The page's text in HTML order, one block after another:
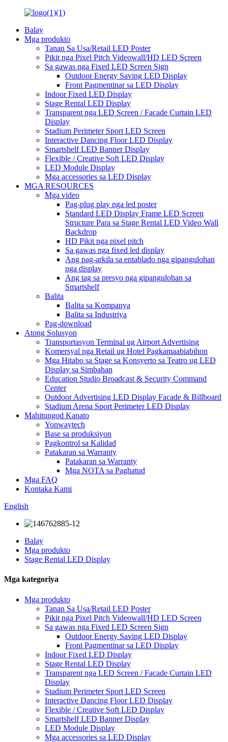
Balay
Mga produkto
Tanan Sa Usa/Retail LED Poster
Pikit nga Pixel Pitch Videowall/HD LED Screen
Sa gawas nga Fixed LED Screen Sign
Outdoor Energy Saving LED Display
Front Pagmentinar sa LED Display
Indoor Fixed LED Display
Stage Rental LED Display
Transparent nga LED Screen / Facade Curtain LED
Display
Stadium Perimeter Sport LED Screen
Interactive Dancing Floor LED Display
Smartshelf LED Banner Display
Flexible / Creative Soft LED Display
LED Module Display
Mga accessories sa LED Display
MGA RESOURCES
Mga video
Pag-plug play nga led poster
Standard LED Display Frame LED Screen
Structure Para sa Stage Rental LED Video Wall
Backdrop
HD Pikit nga pixel pitch
Sa gawas nga fixed led display
Ang pag-arkila sa entablado nga gipangulohan
nga display
Ang tag sa presyo nga gipangulohan sa
Smartshelf
Balita
Balita sa Kompanya
Balita sa Industriya
Pag-download
Atong Solusyon
Transportasyon Terminal ug Airport Advertising
Komersyal nga Retail ug Hotel Pagkamaabiabihon
Mga Hitabo sa Stage sa Konsyerto sa Teatro ug LED
Display sa Simbahan
Education Studio Broadcast & Security Command
Center
Outdoor Advertising LED Display Facade & Billboard
Stadium Arena Sport Perimeter LED Display
Mahitungod Kanato
Yonwaytech
Base sa produksiyon
Pagkontrol sa Kalidad
Patakaran sa Warranty
Patakaran sa Warranty
Mga NOTA sa Paghatud
Mga FAQ
Kontaka Kami
English
Balay
Mga produkto
Stage Rental LED Display
Mga kategoriya
Mga produkto
Tanan Sa Usa/Retail LED Poster
Pikit nga Pixel Pitch Videowall/HD LED Screen
Sa gawas nga Fixed LED Screen Sign
Outdoor Energy Saving LED Display
Front Pagmentinar sa LED Display
Indoor Fixed LED Display
Stage Rental LED Display
Transparent nga LED Screen / Facade Curtain LED
Display
Stadium Perimeter Sport LED Screen
Interactive Dancing Floor LED Display
Flexible / Creative Soft LED Display
Smartshelf LED Banner Display
LED Module Display
Mga accessories sa LED Display